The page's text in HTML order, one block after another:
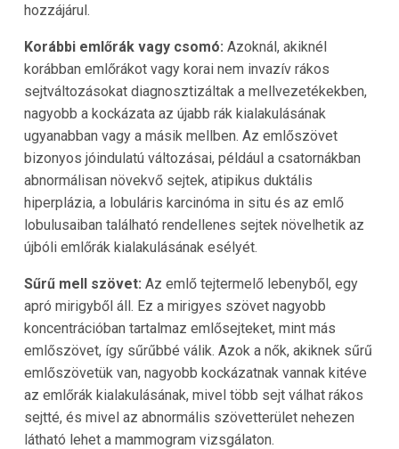
hozzájárul.
Korábbi emlőrák vagy csomó: Azoknál, akiknél
korábban emlőrákot vagy korai nem invazív rákos
sejtváltozásokat diagnosztizáltak a mellvezetékekben,
nagyobb a kockázata az újabb rák kialakulásának
ugyanabban vagy a másik mellben. Az emlőszövet
bizonyos jóindulatú változásai, például a csatornákban
abnormálisan növekvő sejtek, atipikus duktális
hiperplázia, a lobuláris karcinóma in situ és az emlő
lobulusaiban található rendellenes sejtek növelhetik az
újbóli emlőrák kialakulásának esélyét.
Sűrű mell szövet: Az emlő tejtermelő lebenyből, egy
apró mirigyből áll. Ez a mirigyes szövet nagyobb
koncentrációban tartalmaz emlősejteket, mint más
emlőszövet, így sűrűbbé válik. Azok a nők, akiknek sűrű
emlőszövetük van, nagyobb kockázatnak vannak kitéve
az emlőrák kialakulásának, mivel több sejt válhat rákos
sejtté, és mivel az abnormális szövetterület nehezen
látható lehet a mammogram vizsgálaton.